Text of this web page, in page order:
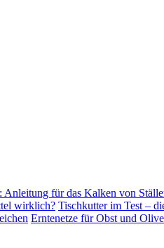
Anleitung für das Kalken von
wirklich? Tischkutter im Test –
Erntenetze für Obst und